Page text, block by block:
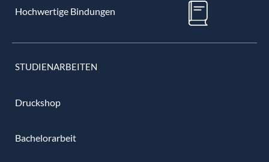
Hochwertige Bindungen
STUDIENARBEITEN
Druckshop
Bachelorarbeit